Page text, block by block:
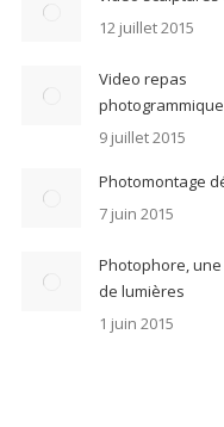
12 juillet 2015
Video repas
photogrammique
9 juillet 2015
Photomontage
7 juin 2015
Photophore,
de lumières
1 juin 2015